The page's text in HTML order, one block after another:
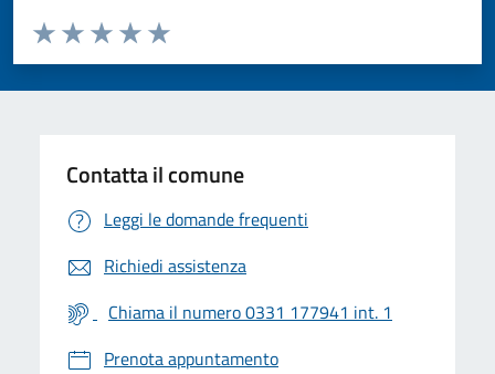
Valuta da 1 a 5 stelle la pagina
Valuta 5 stelle su 5
Valuta 4 stelle su 5
Valuta 3 stelle su 5
Valuta 2 stelle su 5
Valuta 1 stelle su 5
Contatta il comune
Leggi le domande frequenti
Richiedi assistenza
Chiama il numero 0331 177941 int. 1
Prenota appuntamento